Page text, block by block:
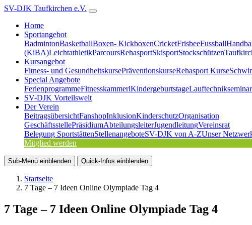
SV-DJK Taufkirchen e.V.
Home
Sportangebot
BadmintonBasketballBoxen- KickboxenCricketFrisbeeFussball
(KiBA)LeichtathletikParcoursRehasportSkisportStockschützen
Kursangebot
Fitness- und GesundheitskursePräventionskurseRehasport Kurse
Special Angebote
FerienprogrammeFitnesskammerlKindergeburtstageLauftechnikseminar
SV-DJK Vorteilswelt
Der Verein
BeitragsübersichtFanshopInklusionKinderschutzOrganisation
GeschäftsstellePräsidiumAbteilungsleiterJugendleitungVereinsrat
Belegung SportstättenStellenangeboteSV-DJK von A-ZUnser
Mitglied werden
Sub-Menü einblenden Quick-Infos einblenden
Startseite
7 Tage – 7 Ideen Online Olympiade Tag 4
7 Tage – 7 Ideen Online Olympiade Tag 4